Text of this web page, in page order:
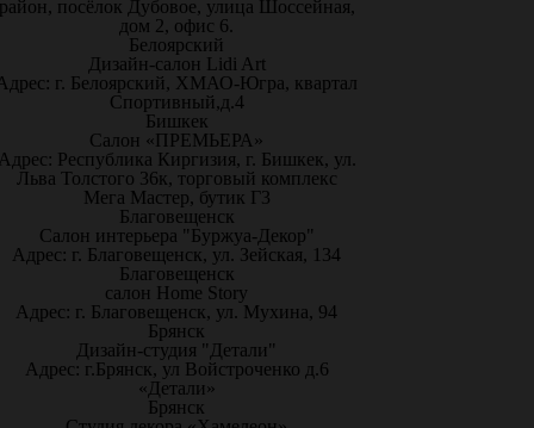
посёлок Дубовое, улица Шоссейная,
дом 2, офис 6.
Белоярский
Дизайн-салон Lidi Art
г. Белоярский, ХМАО-Югра, квартал
Спортивный,д.4
Бишкек
Салон «ПРЕМЬЕРА»
Республика Киргизия, г. Бишкек, ул.
Льва Толстого 36к, торговый комплекс
Мега Мастер, бутик Г3
Благовещенск
Салон интерьера "Буржуа-Декор"
Адрес: г. Благовещенск, ул. Зейская, 134
Благовещенск
салон Home Story
Адрес: г. Благовещенск, ул. Мухина, 94
Брянск
Дизайн-студия "Детали"
Адрес: г.Брянск, ул Войстроченко д.6
«Детали»
Брянск